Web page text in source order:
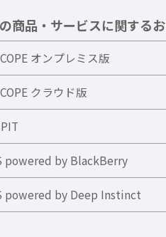
商品・サービスに関する
オンプレミス版
クラウド版
powered by BlackBerry
powered by Deep Instinct